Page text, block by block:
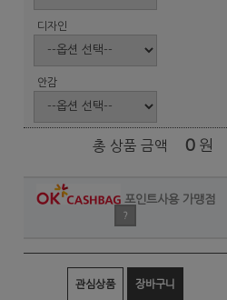
디자인
안감
총 상품 금액 0 원
포인트사용 가맹점
?
관심상품 장바구니